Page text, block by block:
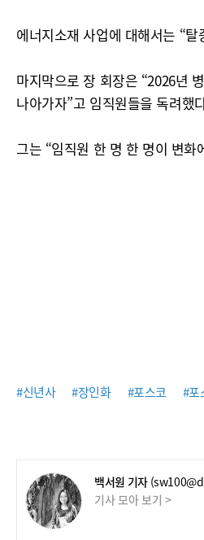
에너지소재 사업에 대해서는 “
마지막으로 장 회장은 “2026년
나아가자”고 임직원들을 독려했
그는 “임직원 한 명 한 명이 변
#신년사 #장인화 #포스코 #포
백서원 기자
기사 모아 보기 >